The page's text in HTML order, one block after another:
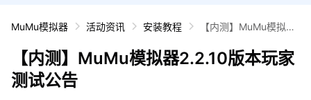
MuMu模拟器 活动资讯 安装教程
【内测】MuMu模拟器
告
【内测】MuMu模拟器2.2.10版本玩家
测试公告